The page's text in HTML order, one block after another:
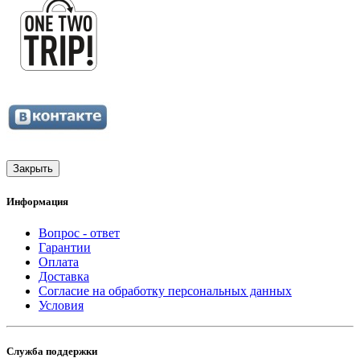
Закрыть
Информация
Вопрос - ответ
Гарантии
Оплата
Доставка
Согласие на обработку персональных данных
Условия
Служба поддержки